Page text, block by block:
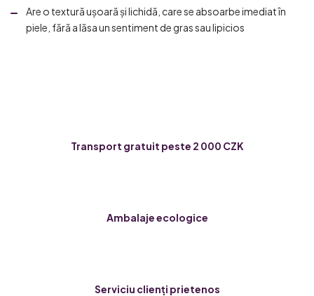
Are o textură ușoară și lichidă, care se absoarbe imediat în
piele, fără a lăsa un sentiment de gras sau lipicios
Transport gratuit peste 2 000 CZK
Ambalaje ecologice
Serviciu clienți prietenos